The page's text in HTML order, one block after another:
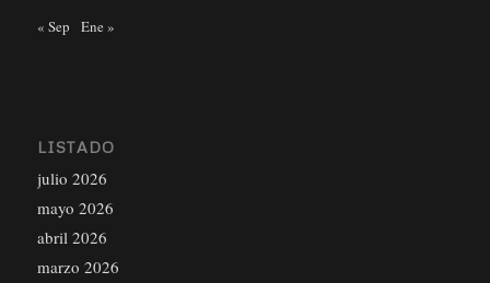
« Sep Ene »
LISTADO
julio 2026
mayo 2026
abril 2026
marzo 2026